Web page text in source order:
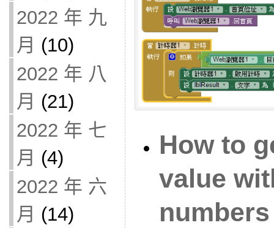
2022 年 九
月 (10)
2022 年 八
月 (21)
2022 年 七
月 (4)
2022 年 六
月 (14)
How to
value
numbers